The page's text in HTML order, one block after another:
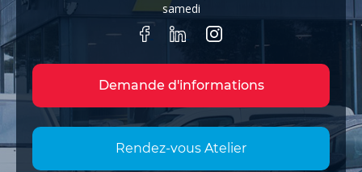
samedi
Demande d'informations
Rendez-vous Atelier